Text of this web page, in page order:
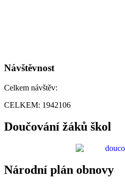
Návštěvnost
Celkem návštěv:
CELKEM: 1942106
Doučování žáků škol
Národní plán obnovy